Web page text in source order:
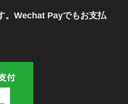
Wechat Payでもお支払